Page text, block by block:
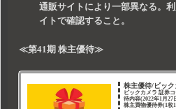
通販サイトにより一部異なる。
イトで確認すること。
≪第41期 株主優待≫
株主優待/ビッ
ビックカメラ 証券
待内容(2022年1月
株主買物優待券(1枚